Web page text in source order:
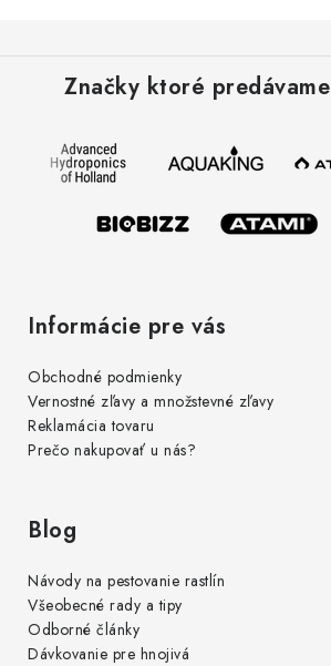
Značky ktoré predávame
Informácie pre vás
Obchodné podmienky
Vernostné zľavy a množstevné zľavy
Reklamácia tovaru
Prečo nakupovať u nás?
Blog
Návody na pestovanie rastlín
Všeobecné rady a tipy
Odborné články
Dávkovanie pre hnojivá